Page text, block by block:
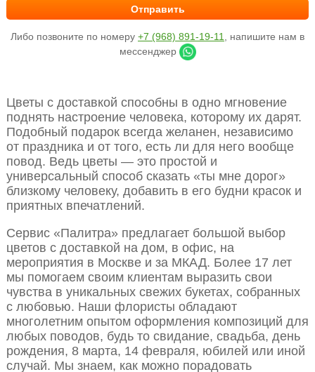
Либо позвоните по номеру +7 (968) 891-19-11
, напишите нам в
мессенджер
Цветы с доставкой способны в одно мгновение
поднять настроение человека, которому их дарят.
Подобный подарок всегда желанен, независимо
от праздника и от того, есть ли для него вообще
повод. Ведь цветы — это простой и
универсальный способ сказать «ты мне дорог»
близкому человеку, добавить в его будни красок и
приятных впечатлений.
Сервис «Палитра» предлагает большой выбор
цветов с доставкой на дом, в офис, на
мероприятия в Москве и за МКАД. Более 17 лет
мы помогаем своим клиентам выразить свои
чувства в уникальных свежих букетах, собранных
с любовью. Наши флористы обладают
многолетним опытом оформления композиций для
любых поводов, будь то свидание, свадьба, день
рождения, 8 марта, 14 февраля, юбилей или иной
случай. Мы знаем, как можно порадовать